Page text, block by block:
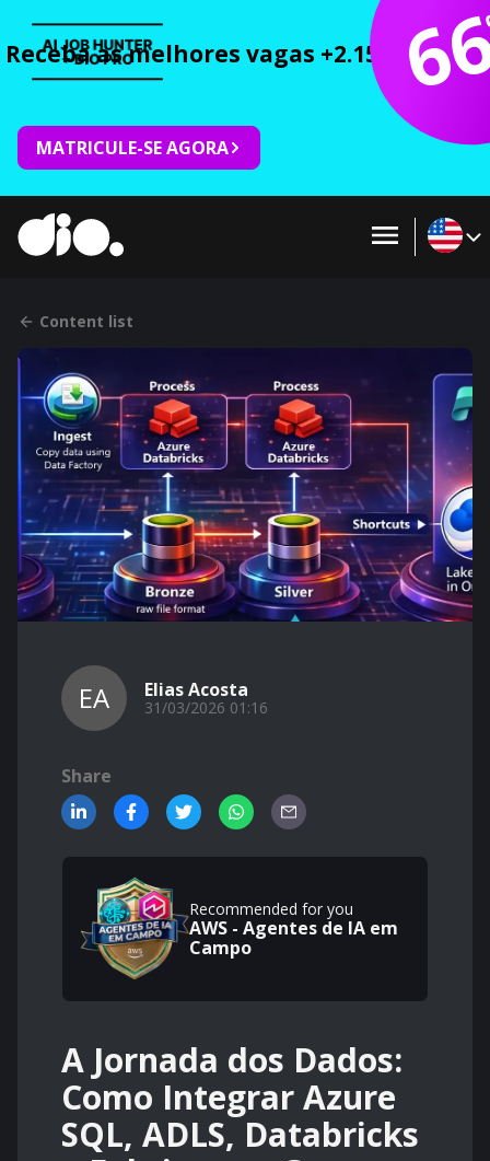
Receba as melhores vagas +2.150 cursos
MATRICULE-SE AGORA
Content list
EA Elias Acosta
31/03/2026 01:16
Share
Recommended for you
AWS - Agentes de IA em
Campo
A Jornada dos Dados:
Como Integrar Azure
SQL, ADLS, Databricks